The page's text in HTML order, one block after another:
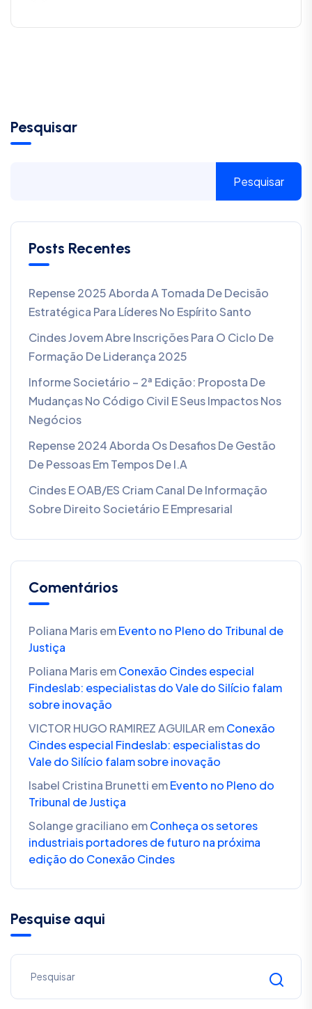
Pesquisar
Pesquisar
Posts Recentes
Repense 2025 Aborda A Tomada De Decisão
Estratégica Para Líderes No Espírito Santo
Cindes Jovem Abre Inscrições Para O Ciclo De
Formação De Liderança 2025
Informe Societário – 2ª Edição: Proposta De
Mudanças No Código Civil E Seus Impactos Nos
Negócios
Repense 2024 Aborda Os Desafios De Gestão
De Pessoas Em Tempos De I.A
Cindes E OAB/ES Criam Canal De Informação
Sobre Direito Societário E Empresarial
Comentários
Poliana MarisemEvento no Pleno do Tribunal de
Justiça
Poliana MarisemConexão Cindes especial
Findeslab: especialistas do Vale do Silício falam
sobre inovação
VICTOR HUGO RAMIREZ AGUILAR emConexão
Cindes especial Findeslab: especialistas do
Vale do Silício falam sobre inovação
Isabel Cristina Brunetti emEvento no Pleno do
Tribunal de Justiça
Solange graciliano emConheça os setores
industriais portadores de futuro na próxima
edição do Conexão Cindes
Pesquise aqui